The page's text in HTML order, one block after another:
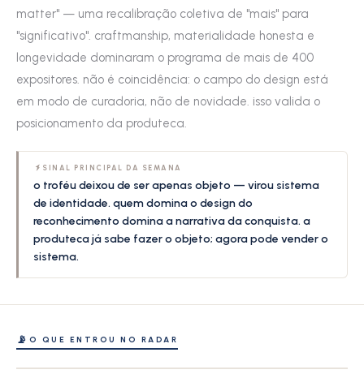
matter" — uma recalibração coletiva de "mais" para
"significativo". craftmanship, materialidade honesta e
longevidade dominaram o programa de mais de 400
expositores. não é coincidência: o campo do design está
em modo de curadoria, não de novidade. isso valida o
posicionamento da produteca.
SINAL PRINCIPAL DA SEMANA
o troféu deixou de ser apenas objeto — virou sistema
de identidade. quem domina o design do
reconhecimento domina a narrativa da conquista. a
produteca já sabe fazer o objeto; agora pode vender o
sistema.
📡 O QUE ENTROU NO RADAR